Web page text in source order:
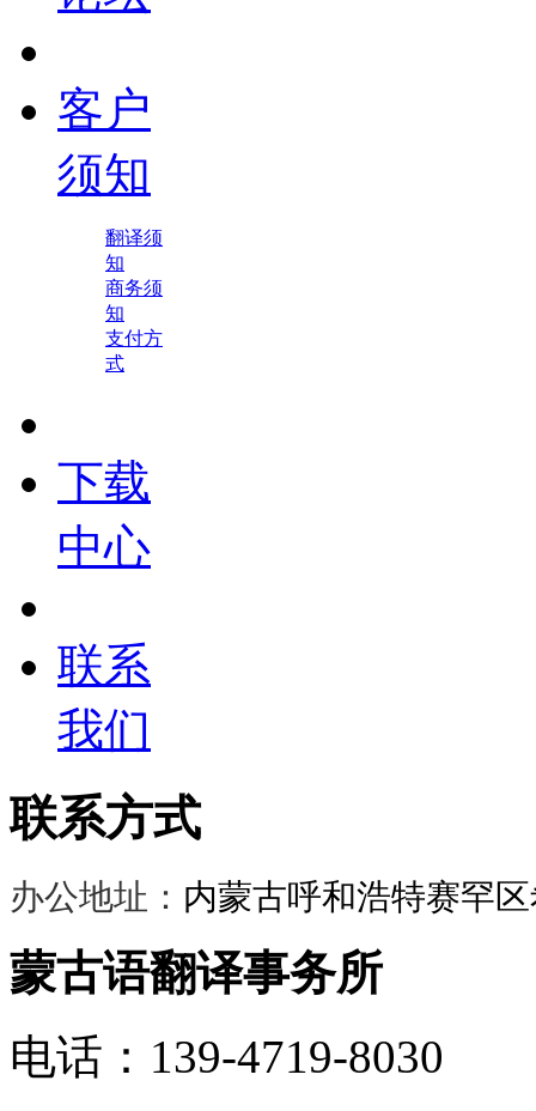
客户
须知
翻译须
知
商务须
知
支付方
式
下载
中心
联系
我们
联系方式
办公地址： 内蒙古呼和浩特赛罕
蒙古语翻译事务所
电话：139-4719-8030